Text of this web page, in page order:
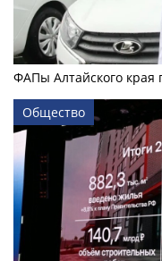
ФАПы Алтайского края
Общество